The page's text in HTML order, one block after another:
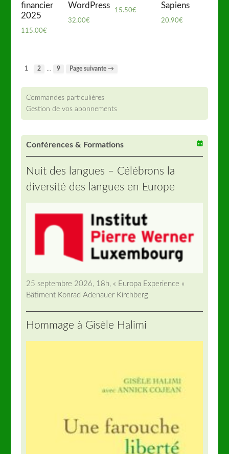
financier
2025
115.00€
WordPress
32.00€
15.50€
Sapiens
20.90€
1 2 … 9 Page suivante →
Commandes particulières
Gestion de vos abonnements
Conférences & Formations
Nuit des langues – Célébrons la
diversité des langues en Europe
25 septembre 2026, 18h, « Europa Experience »
Bâtiment Konrad Adenauer Kirchberg
Hommage à Gisèle Halimi